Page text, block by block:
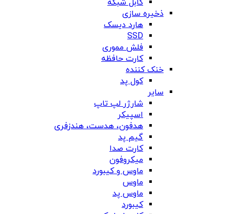
کابل شبکه
ذخیره سازی
هارد دیسک
SSD
فلش مموری
کارت حافظه
خنک کننده
کول پد
سایر
شارژر لپ تاپ
اسپیکر
هدفون، هدست، هندزفری
گیم پد
کارت صدا
میکروفون
ماوس و کیبورد
ماوس
ماوس پد
کیبورد